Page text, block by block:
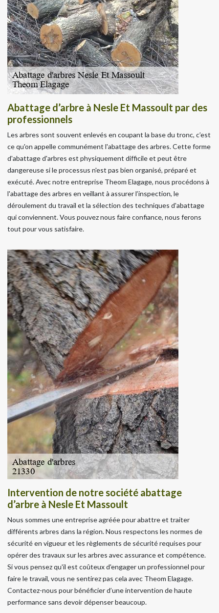
Abattage d’arbre à Nesle Et Massoult par des
professionnels
Les arbres sont souvent enlevés en coupant la base du tronc, c’est
ce qu'on appelle communément l'abattage des arbres. Cette forme
d'abattage d'arbres est physiquement difficile et peut être
dangereuse si le processus n'est pas bien organisé, préparé et
exécuté. Avec notre entreprise Theom Elagage, nous procédons à
l'abattage des arbres en veillant à assurer l’inspection, le
déroulement du travail et la sélection des techniques d'abattage
qui conviennent. Vous pouvez nous faire confiance, nous ferons
tout pour vous satisfaire.
Intervention de notre société abattage
d’arbre à Nesle Et Massoult
Nous sommes une entreprise agréée pour abattre et traiter
différents arbres dans la région. Nous respectons les normes de
sécurité en vigueur et les règlements de sécurité requises pour
opérer des travaux sur les arbres avec assurance et compétence.
Si vous pensez qu'il est coûteux d'engager un professionnel pour
faire le travail, vous ne sentirez pas cela avec Theom Elagage.
Contactez-nous pour bénéficier d’une intervention de haute
performance sans devoir dépenser beaucoup.